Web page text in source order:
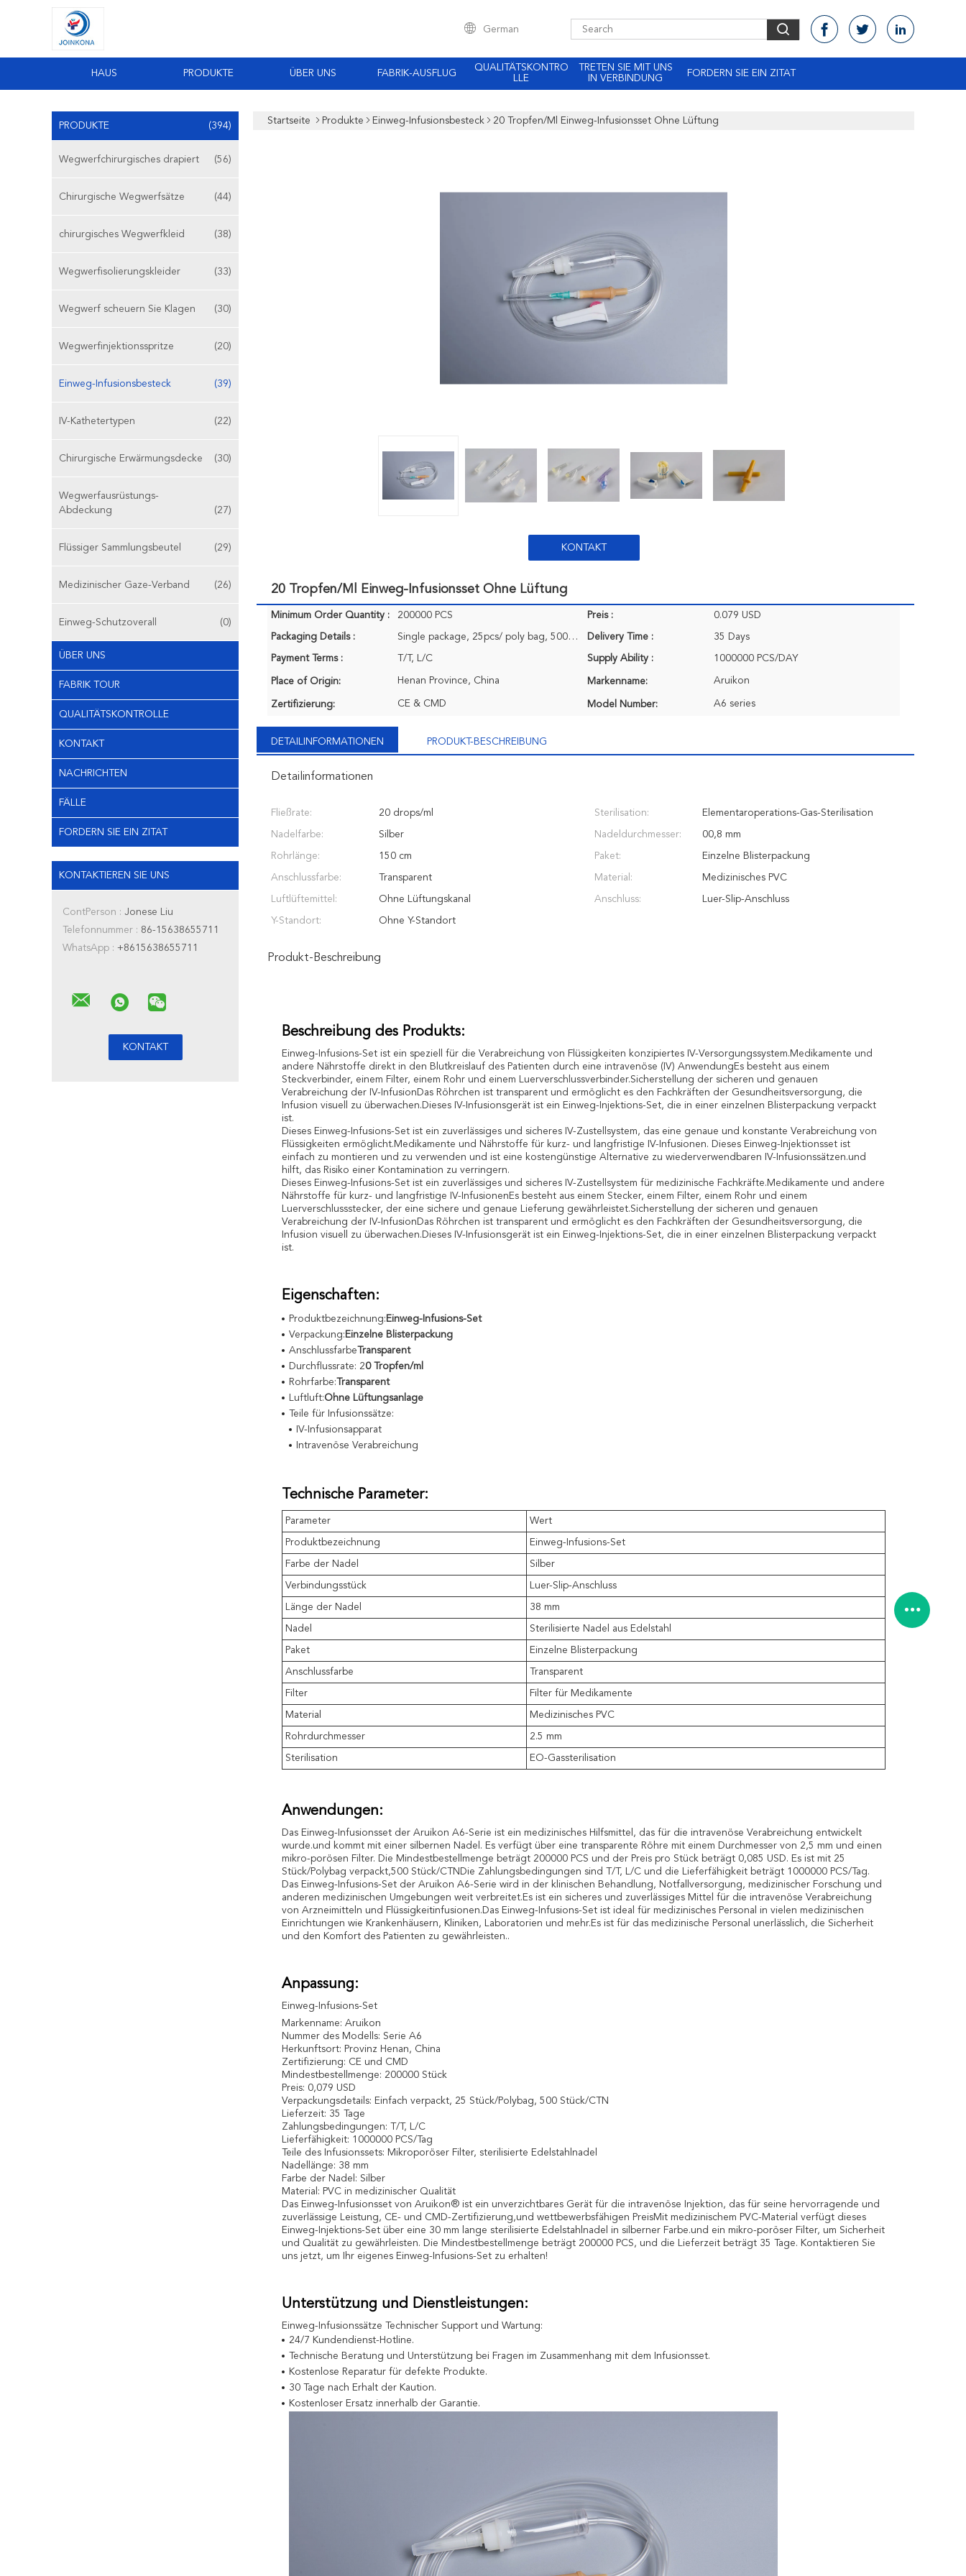
German
HAUS PRODUKTE ÜBER UNS FABRIK-AUSFLUG
QUALITÄTSKONTRO
LLE
TRETEN SIE MIT UNS
IN VERBINDUNG
FORDERN SIE EIN ZITAT
PRODUKTE (394)
Wegwerfchirurgisches drapiert (56)
Chirurgische Wegwerfsätze (44)
chirurgisches Wegwerfkleid (38)
Wegwerfisolierungskleider (33)
Wegwerf scheuern Sie Klagen (30)
Wegwerfinjektionsspritze (20)
Einweg-Infusionsbesteck (39)
IV-Kathetertypen (22)
Chirurgische Erwärmungsdecke (30)
Wegwerfausrüstungs-
Abdeckung
(27)
Flüssiger Sammlungsbeutel (29)
Medizinischer Gaze-Verband (26)
Einweg-Schutzoverall (0)
ÜBER UNS
FABRIK TOUR
QUALITÄTSKONTROLLE
KONTAKT
NACHRICHTEN
FÄLLE
FORDERN SIE EIN ZITAT
KONTAKTIEREN SIE UNS
ContPerson : Jonese Liu
Telefonnummer : 86-15638655711
WhatsApp : +8615638655711
Startseite Produkte Einweg-Infusionsbesteck 20 Tropfen/Ml Einweg-Infusionsset Ohne Lüftung
KONTAKT
20 Tropfen/Ml Einweg-Infusionsset Ohne Lüftung
Minimum Order Quantity : 200000 PCS Preis : 0.079 USD
Packaging Details : Single package, 25pcs/ poly bag, 500pcs/CTN Delivery Time : 35 Days
Payment Terms : T/T, L/C Supply Ability : 1000000 PCS/DAY
Place of Origin: Henan Province, China Markenname: Aruikon
Zertifizierung: CE & CMD Model Number: A6 series
DETAILINFORMATIONEN PRODUKT-BESCHREIBUNG
Detailinformationen
Fließrate: 20 drops/ml Sterilisation: Elementaroperations-Gas-Sterilisation
Nadelfarbe: Silber Nadeldurchmesser: 00,8 mm
Rohrlänge: 150 cm Paket: Einzelne Blisterpackung
Anschlussfarbe: Transparent Material: Medizinisches PVC
Luftlüftemittel: Ohne Lüftungskanal Anschluss: Luer-Slip-Anschluss
Y-Standort: Ohne Y-Standort
Produkt-Beschreibung
Beschreibung des Produkts:
Einweg-Infusions-Set ist ein speziell für die Verabreichung von Flüssigkeiten konzipiertes IV-Versorgungssystem.Medikamente und
andere Nährstoffe direkt in den Blutkreislauf des Patienten durch eine intravenöse (IV) AnwendungEs besteht aus einem
Steckverbinder, einem Filter, einem Rohr und einem Luerverschlussverbinder.Sicherstellung der sicheren und genauen
Verabreichung der IV-InfusionDas Röhrchen ist transparent und ermöglicht es den Fachkräften der Gesundheitsversorgung, die
Infusion visuell zu überwachen.Dieses IV-Infusionsgerät ist ein Einweg-Injektions-Set, die in einer einzelnen Blisterpackung verpackt
ist.
Dieses Einweg-Infusions-Set ist ein zuverlässiges und sicheres IV-Zustellsystem, das eine genaue und konstante Verabreichung von
Flüssigkeiten ermöglicht.Medikamente und Nährstoffe für kurz- und langfristige IV-Infusionen. Dieses Einweg-Injektionsset ist
einfach zu montieren und zu verwenden und ist eine kostengünstige Alternative zu wiederverwendbaren IV-Infusionssätzen.und
hilft, das Risiko einer Kontamination zu verringern.
Dieses Einweg-Infusions-Set ist ein zuverlässiges und sicheres IV-Zustellsystem für medizinische Fachkräfte.Medikamente und andere
Nährstoffe für kurz- und langfristige IV-InfusionenEs besteht aus einem Stecker, einem Filter, einem Rohr und einem
Luerverschlussstecker, der eine sichere und genaue Lieferung gewährleistet.Sicherstellung der sicheren und genauen
Verabreichung der IV-InfusionDas Röhrchen ist transparent und ermöglicht es den Fachkräften der Gesundheitsversorgung, die
Infusion visuell zu überwachen.Dieses IV-Infusionsgerät ist ein Einweg-Injektions-Set, die in einer einzelnen Blisterpackung verpackt
ist.
Eigenschaften:
Produktbezeichnung: Einweg-Infusions-Set
Verpackung: Einzelne Blisterpackung
Anschlussfarbe Transparent
Durchflussrate: 20 Tropfen/ml
Rohrfarbe: Transparent
Luftluft:Ohne Lüftungsanlage
Teile für Infusionssätze:
IV-Infusionsapparat
Intravenöse Verabreichung
Technische Parameter:
Parameter Wert
Produktbezeichnung Einweg-Infusions-Set
Farbe der Nadel Silber
Verbindungsstück Luer-Slip-Anschluss
Länge der Nadel 38 mm
Nadel Sterilisierte Nadel aus Edelstahl
Paket Einzelne Blisterpackung
Anschlussfarbe Transparent
Filter Filter für Medikamente
Material Medizinisches PVC
Rohrdurchmesser 2.5 mm
Sterilisation EO-Gassterilisation
Anwendungen:
Das Einweg-Infusionsset der Aruikon A6-Serie ist ein medizinisches Hilfsmittel, das für die intravenöse Verabreichung entwickelt
wurde.und kommt mit einer silbernen Nadel. Es verfügt über eine transparente Röhre mit einem Durchmesser von 2,5 mm und einen
mikro-porösen Filter. Die Mindestbestellmenge beträgt 200000 PCS und der Preis pro Stück beträgt 0,085 USD. Es ist mit 25
Stück/Polybag verpackt,500 Stück/CTNDie Zahlungsbedingungen sind T/T, L/C und die Lieferfähigkeit beträgt 1000000 PCS/Tag.
Das Einweg-Infusions-Set der Aruikon A6-Serie wird in der klinischen Behandlung, Notfallversorgung, medizinischer Forschung und
anderen medizinischen Umgebungen weit verbreitet.Es ist ein sicheres und zuverlässiges Mittel für die intravenöse Verabreichung
von Arzneimitteln und Flüssigkeitinfusionen.Das Einweg-Infusions-Set ist ideal für medizinisches Personal in vielen medizinischen
Einrichtungen wie Krankenhäusern, Kliniken, Laboratorien und mehr.Es ist für das medizinische Personal unerlässlich, die Sicherheit
und den Komfort des Patienten zu gewährleisten..
Anpassung:
Einweg-Infusions-Set
Markenname: Aruikon
Nummer des Modells: Serie A6
Herkunftsort: Provinz Henan, China
Zertifizierung: CE und CMD
Mindestbestellmenge: 200000 Stück
Preis: 0,079 USD
Verpackungsdetails: Einfach verpackt, 25 Stück/Polybag, 500 Stück/CTN
Lieferzeit: 35 Tage
Zahlungsbedingungen: T/T, L/C
Lieferfähigkeit: 1000000 PCS/Tag
Teile des Infusionssets: Mikroporöser Filter, sterilisierte Edelstahlnadel
Nadellänge: 38 mm
Farbe der Nadel: Silber
Material: PVC in medizinischer Qualität
Das Einweg-Infusionsset von Aruikon® ist ein unverzichtbares Gerät für die intravenöse Injektion, das für seine hervorragende und
zuverlässige Leistung, CE- und CMD-Zertifizierung,und wettbewerbsfähigen PreisMit medizinischem PVC-Material verfügt dieses
Einweg-Injektions-Set über eine 30 mm lange sterilisierte Edelstahlnadel in silberner Farbe.und ein mikro-poröser Filter, um Sicherheit
und Qualität zu gewährleisten. Die Mindestbestellmenge beträgt 200000 PCS, und die Lieferzeit beträgt 35 Tage. Kontaktieren Sie
uns jetzt, um Ihr eigenes Einweg-Infusions-Set zu erhalten!
Unterstützung und Dienstleistungen:
Einweg-Infusionssätze Technischer Support und Wartung:
24/7 Kundendienst-Hotline.
Technische Beratung und Unterstützung bei Fragen im Zusammenhang mit dem Infusionsset.
Kostenlose Reparatur für defekte Produkte.
30 Tage nach Erhalt der Kaution.
Kostenloser Ersatz innerhalb der Garantie.